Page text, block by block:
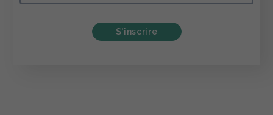
S'inscrire